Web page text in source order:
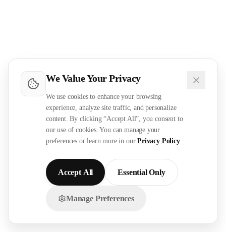
We Value Your Privacy
We use cookies to enhance your browsing
experience, analyze site traffic, and personalize
content. By clicking “Accept All”, you consent to
our use of cookies. You can manage your
preferences or learn more in our Privacy Policy.
Accept All Essential Only
Manage Preferences